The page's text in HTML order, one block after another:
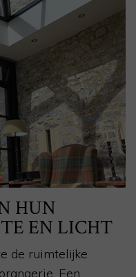
HUN
EN LICHT
de ruimtelijke
Een